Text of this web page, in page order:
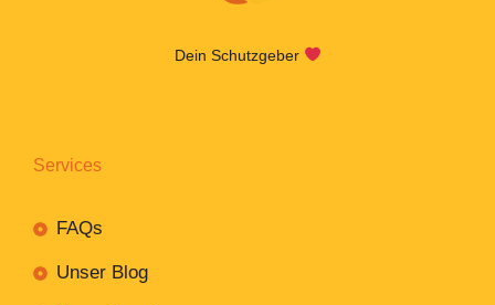
Dein Schutzgeber
Services
FAQs
Unser Blog